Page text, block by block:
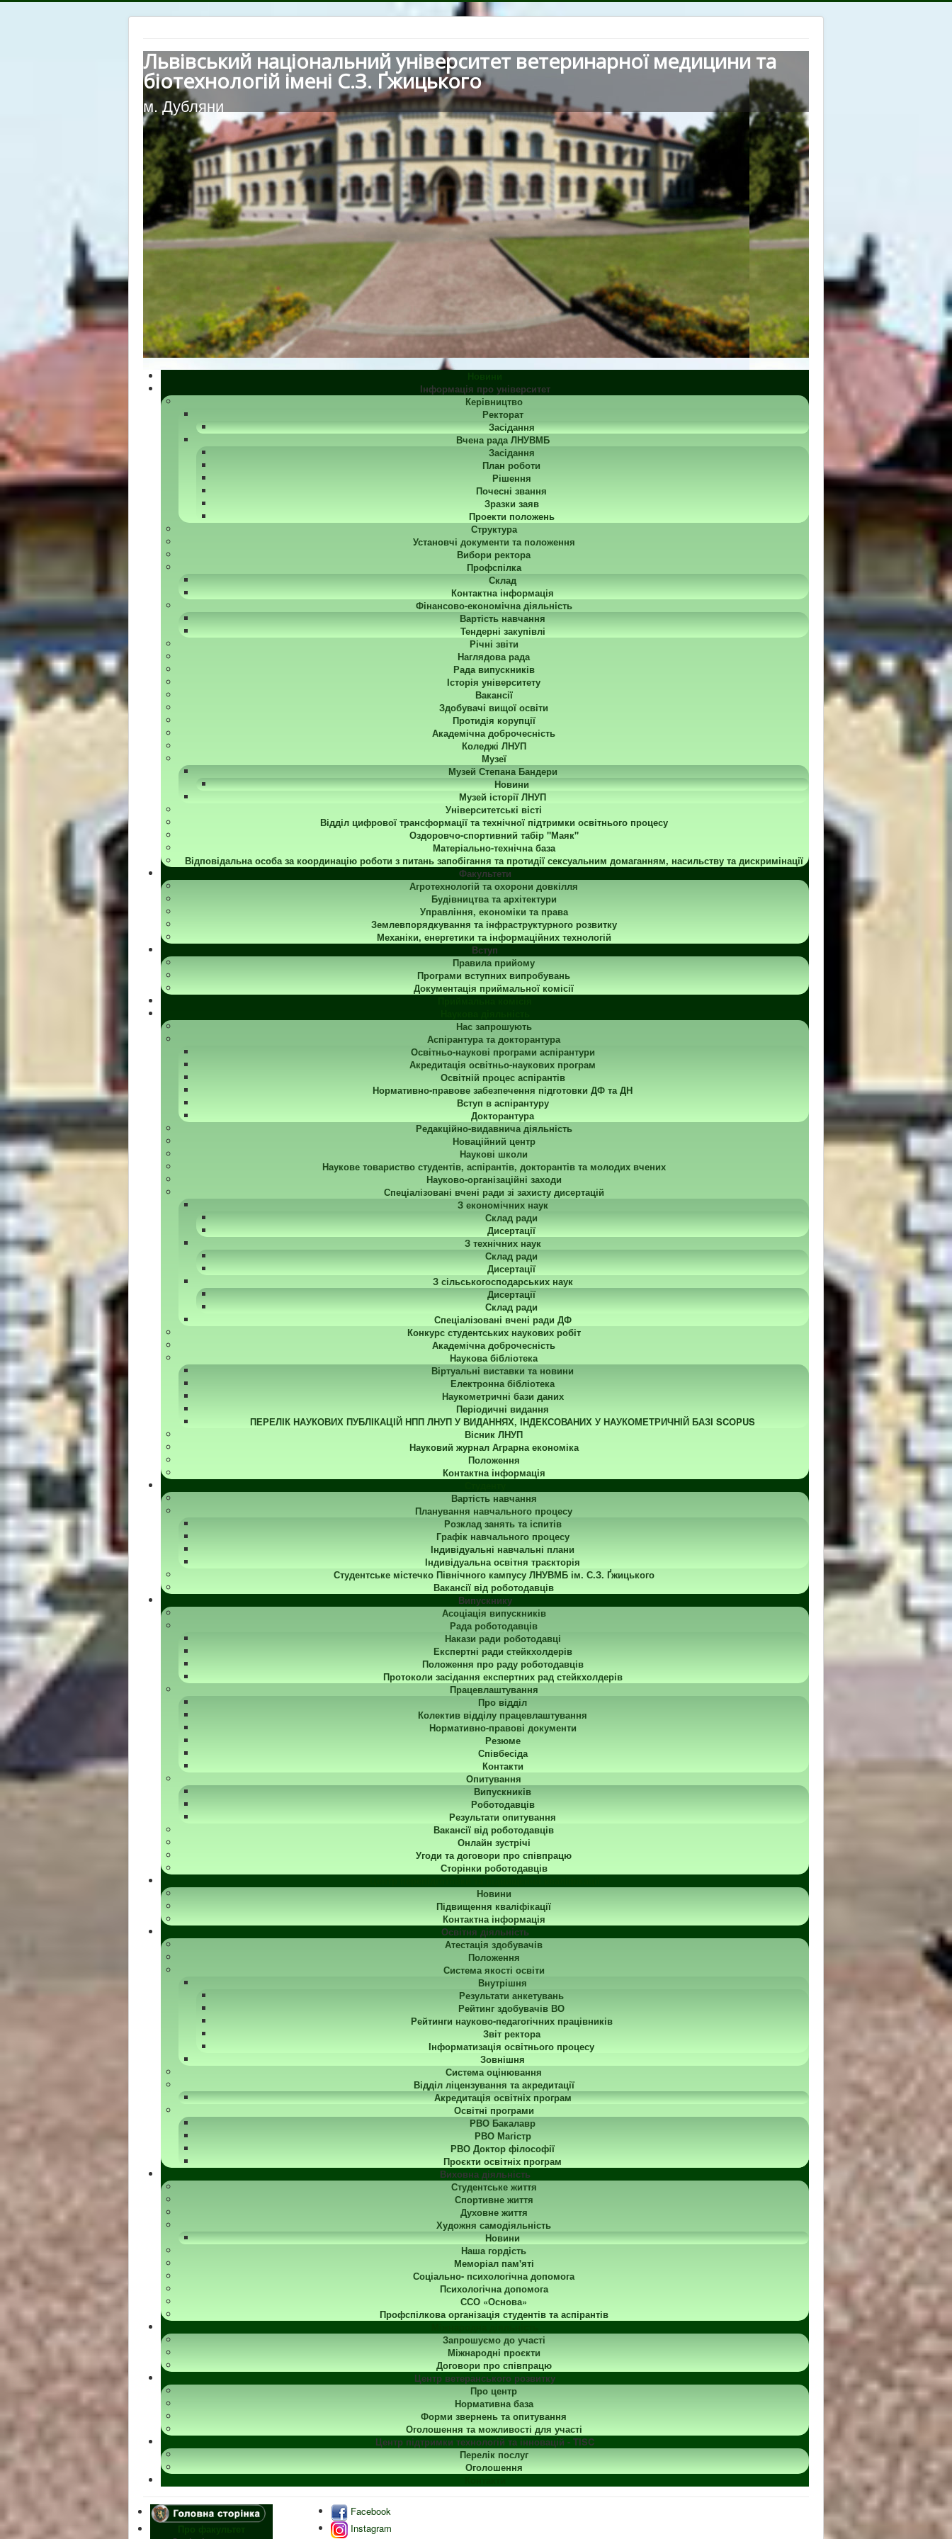
Львівський національний університет ветеринарної медицини та
біотехнологій імені С.З. Ґжицького
м. Дубляни
Інформація про університет
Керівництво
Ректорат
Засідання
Вчена рада ЛНУВМБ
Засідання
План роботи
Рішення
Почесні звання
Зразки заяв
Проекти положень
Структура
Установчі документи та положення
Вибори ректора
Профспілка
Склад
Контактна інформація
Фінансово-економічна діяльність
Вартість навчання
Тендерні закупівлі
Річні звіти
Наглядова рада
Рада випускників
Історія університету
Вакансії
Здобувачі вищої освіти
Протидія корупції
Академічна доброчесність
Коледжі ЛНУП
Музеї
Музей Степана Бандери
Новини
Музей історії ЛНУП
Університетські вісті
Відділ цифрової трансформації та технічної підтримки освітнього процесу
Оздоровчо-спортивний табір "Маяк"
Матеріально-технічна база
Відповідальна особа за координацію роботи з питань запобігання та протидії сексуальним домаганням, насильству та дискримінації
Факультети
Агротехнологій та охорони довкілля
Будівництва та архітектури
Управління, економіки та права
Землевпорядкування та інфраструктурного розвитку
Механіки, енергетики та інформаційних технологій
Вступ
Правила прийому
Програми вступних випробувань
Документація приймальної комісії
Нас запрошують
Аспірантура та докторантура
Освітньо-наукові програми аспірантури
Акредитація освітньо-наукових програм
Освітній процес аспірантів
Нормативно-правове забезпечення підготовки ДФ та ДН
Вступ в аспірантуру
Докторантура
Редакційно-видавнича діяльність
Новаційний центр
Наукові школи
Наукове товариство студентів, аспірантів, докторантів та молодих вчених
Науково-організаційні заходи
Спеціалізовані вчені ради зі захисту дисертацій
З економічних наук
Склад ради
Дисертації
З технічних наук
Склад ради
Дисертації
З сільськогосподарських наук
Дисертації
Склад ради
Спеціалізовані вчені ради ДФ
Конкурс студентських наукових робіт
Академічна доброчесність
Наукова бібліотека
Віртуальні виставки та новини
Електронна бібліотека
Наукометричні бази даних
Періодичні видання
ПЕРЕЛІК НАУКОВИХ ПУБЛІКАЦІЙ НПП ЛНУП У ВИДАННЯХ, ІНДЕКСОВАНИХ У НАУКОМЕТРИЧНІЙ БАЗІ SCOPUS
Вісник ЛНУП
Науковий журнал Аграрна економіка
Положення
Контактна інформація
Вартість навчання
Планування навчального процесу
Розклад занять та іспитів
Графік навчального процесу
Індивідуальні навчальні плани
Індивідуальна освітня траєкторія
Студентське містечко Північного кампусу ЛНУВМБ ім. С.З. Ґжицького
Вакансії від роботодавців
Випускнику
Асоціація випускників
Рада роботодавців
Накази ради роботодавці
Експертні ради стейкхолдерів
Положення про раду роботодавців
Протоколи засідання експертних рад стейкхолдерів
Працевлаштування
Про відділ
Колектив відділу працевлаштування
Нормативно-правові документи
Резюме
Співбесіда
Контакти
Опитування
Випускників
Роботодавців
Результати опитування
Вакансії від роботодавців
Онлайн зустрічі
Угоди та договори про співпрацю
Сторінки роботодавців
Новини
Підвищення кваліфікації
Контактна інформація
Освітня діяльність
Атестація здобувачів
Положення
Система якості освіти
Внутрішня
Результати анкетувань
Рейтинг здобувачів ВО
Рейтинги науково-педагогічних працівників
Звіт ректора
Інформатизація освітнього процесу
Зовнішня
Система оцінювання
Відділ ліцензування та акредитації
Акредитація освітніх програм
Освітні програми
РВО Бакалавр
РВО Магістр
РВО Доктор філософії
Проєкти освітніх програм
Виховна діяльність
Студентське життя
Спортивне життя
Духовне життя
Художня самодіяльність
Новини
Наша гордість
Меморіал пам'яті
Соціально- психологічна допомога
Психологічна допомога
ССО «Основа»
Профспілкова організація студентів та аспірантів
Запрошуємо до участі
Міжнародні проєкти
Договори про співпрацю
Центр ветеранського розвитку
Про центр
Нормативна база
Форми звернень та опитування
Оголошення та можливості для участі
Центр підтримки технологій та інновацій - TISC
Перелік послуг
Оголошення
Facebook
Instagram